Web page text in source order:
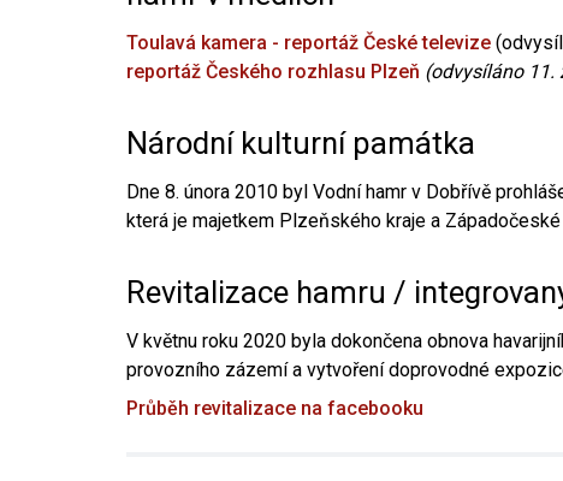
Toulavá kamera - reportáž České televize
reportáž Českého rozhlasu Plzeň (odvysíláno 11.
Národní kulturní památka
Dne 8. února 2010 byl Vodní hamr v Dobřívě
která je majetkem Plzeňského kraje a
Revitalizace hamru /
V květnu roku 2020 byla dokončena obnova
provozního zázemí a vytvoření doprovodné
Průběh revitalizace na facebooku